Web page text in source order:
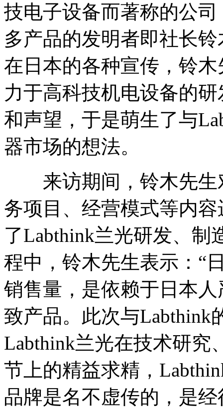
技电子设备而著称的公
多产品的发明者即社长
在日本的各种宣传，铃
力于高科技机电设备的
和声望，于是萌生了与
器市场的想法。
来访期间，铃木先生
务项目、经营模式等内
了Labthink兰光研发、制
程中，铃木先生表示：“
销售量，是依赖于日本
致产品。此次与Labthink
Labthink兰光在技术研究
节上的精益求精，
品牌是名不虚传的，是